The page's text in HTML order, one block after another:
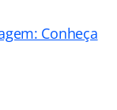
Conheça